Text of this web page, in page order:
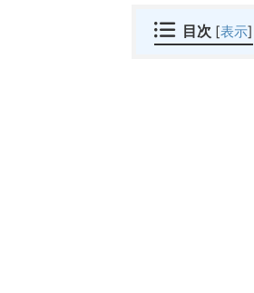
目次 [表示]